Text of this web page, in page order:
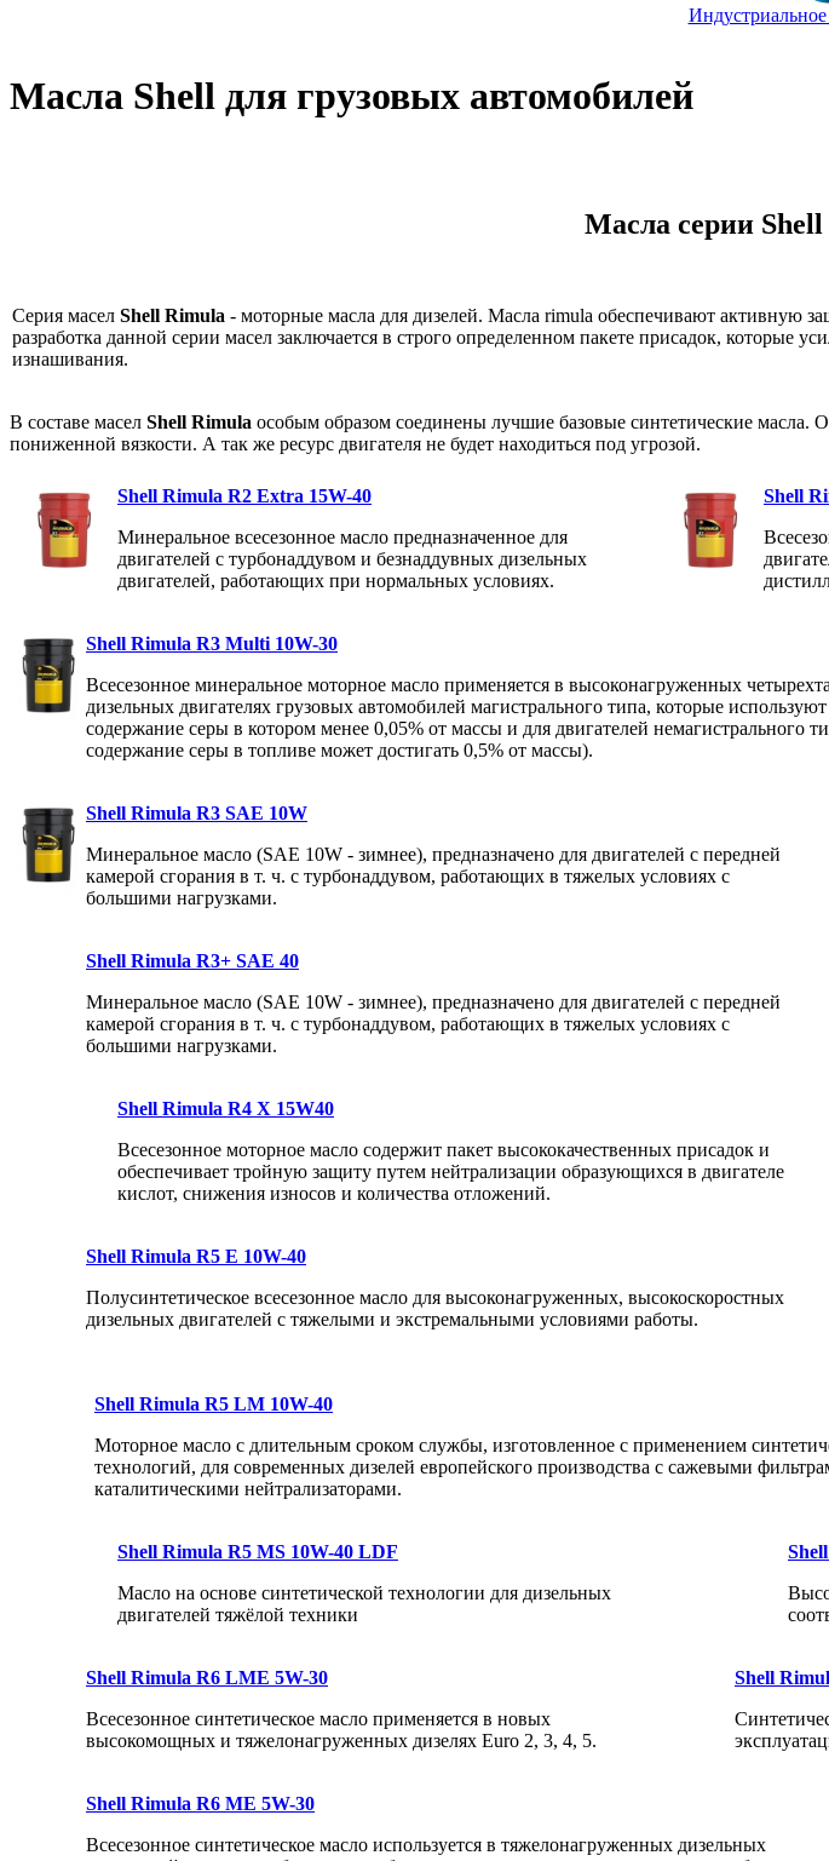
Масла Shell для грузовых автомобилей
Масла серии
Серия масел Shell Rimula - моторные масла для дизелей. Масла rimula обеспечивают активную
разработка данной серии масел заключается в строго определенном пакете присадок, которые
изнашивания.
В составе масел Shell Rimula особым образом соединены лучшие базовые синтетические масла.
пониженной вязкости. А так же ресурс двигателя не будет находиться под угрозой.
Shell Rimula R2 Extra 15W-40
Минеральное всесезонное масло предназначенное для
двигателей с турбонаддувом и безнаддувных дизельных
двигателей, работающих при нормальных условиях.
Shell
Shell Rimula R3 Multi 10W-30
Всесезонное минеральное моторное масло применяется в высоконагруженных
дизельных двигателях грузовых автомобилей магистрального типа, которые
содержание серы в котором менее 0,05% от массы и для двигателей немагистрального
содержание серы в топливе может достигать 0,5% от массы).
Shell Rimula R3 SAE 10W
Минеральное масло (SAE 10W - зимнее), предназначено для двигателей с передней
камерой сгорания в т. ч. с турбонаддувом, работающих в тяжелых условиях с
большими нагрузками.
Shell Rimula R3+ SAE 40
Минеральное масло (SAE 10W - зимнее), предназначено для двигателей с передней
камерой сгорания в т. ч. с турбонаддувом, работающих в тяжелых условиях с
большими нагрузками.
Shell Rimula R4 X 15W40
Всесезонное моторное масло содержит пакет высококачественных присадок и
обеспечивает тройную защиту путем нейтрализации образующихся в двигателе
кислот, снижения износов и количества отложений.
Shell Rimula R5 E 10W-40
Полусинтетическое всесезонное масло для высоконагруженных, высокоскоростных
дизельных двигателей с тяжелыми и экстремальными условиями работы.
Shell Rimula R5 LМ 10W-40
Моторное масло с длительным сроком службы, изготовленное с применением
технологий, для современных дизелей европейского производства с сажевыми
каталитическими нейтрализаторами.
Shell Rimula R5 MS 10W-40 LDF
Масло на основе синтетической технологии для дизельных
двигателей тяжёлой техники
Shell Rimula R6 LME 5W-30
Bсесезонное синтетическое масло применяется в новых
высокомощных и тяжелонагруженных дизелях Euro 2, 3, 4, 5.
Shell
Shell Rimula R6 ME 5W-30
Всесезонное синтетическое масло используется в тяжелонагруженных дизельных